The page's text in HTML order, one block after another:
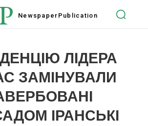
Newspaper Publication
ЛІДЕРА
ЗАМІНУВАЛИ
ІРАНСЬКІ